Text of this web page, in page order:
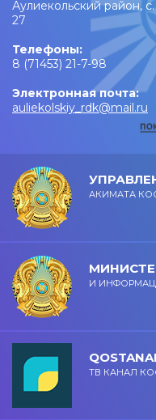
Аулиекольский район,
27
Телефоны:
8 (71453) 21-7-98
Электронная почта:
auliekolskiy_rdk@mail.ru
АКИМАТА
И
ТВ КАНАЛ